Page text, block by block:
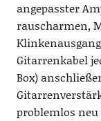
angepasster
rauscharmen,
Gitarrenkabel
Box)
problemlos